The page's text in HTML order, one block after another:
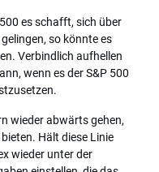
es schafft, sich über
so könnte es
Verbindlich aufhellen
wenn es der S&P 500
wieder abwärts gehen,
Hält diese Linie
wieder unter der